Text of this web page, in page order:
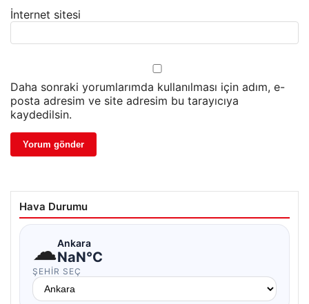
İnternet sitesi
Daha sonraki yorumlarımda kullanılması için adım, e-
posta adresim ve site adresim bu tarayıcıya
kaydedilsin.
Hava Durumu
☁Ankara
NaN°C
ŞEHIR SEÇ